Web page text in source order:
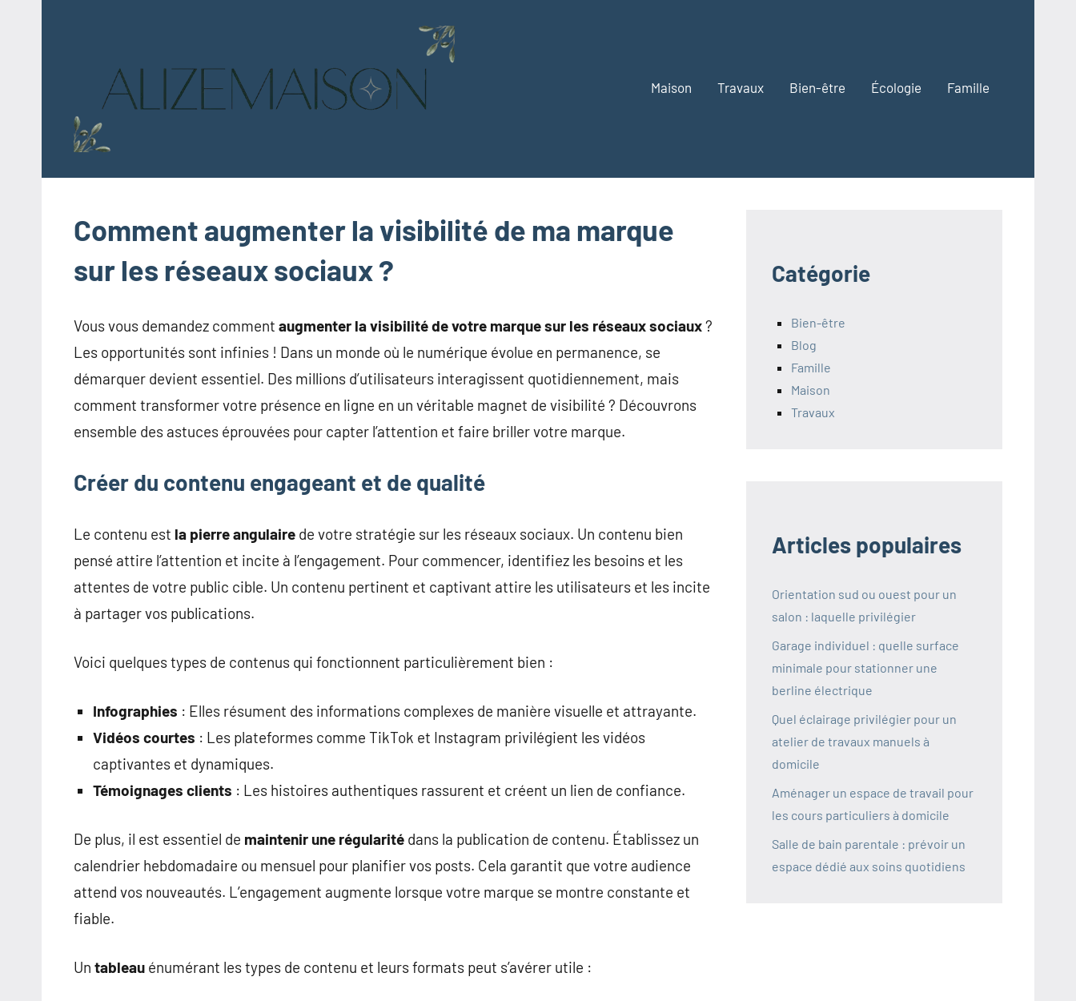
Maison Travaux Bien-être Écologie Famille
Comment augmenter la visibilité de ma marque
sur les réseaux sociaux ?
Vous vous demandez comment augmenter la visibilité de votre marque sur les réseaux sociaux?
Les opportunités sont infinies ! Dans un monde où le numérique évolue en permanence, se
démarquer devient essentiel. Des millions d’utilisateurs interagissent quotidiennement, mais
comment transformer votre présence en ligne en un véritable magnet de visibilité ? Découvrons
ensemble des astuces éprouvées pour capter l’attention et faire briller votre marque.
Créer du contenu engageant et de qualité
Le contenu est la pierre angulaire de votre stratégie sur les réseaux sociaux. Un contenu bien
pensé attire l’attention et incite à l’engagement. Pour commencer, identifiez les besoins et les
attentes de votre public cible. Un contenu pertinent et captivant attire les utilisateurs et les incite
à partager vos publications.
Voici quelques types de contenus qui fonctionnent particulièrement bien :
Infographies : Elles résument des informations complexes de manière visuelle et attrayante.
Vidéos courtes : Les plateformes comme TikTok et Instagram privilégient les vidéos
captivantes et dynamiques.
Témoignages clients : Les histoires authentiques rassurent et créent un lien de confiance.
De plus, il est essentiel de maintenir une régularité dans la publication de contenu. Établissez un
calendrier hebdomadaire ou mensuel pour planifier vos posts. Cela garantit que votre audience
attend vos nouveautés. L’engagement augmente lorsque votre marque se montre constante et
fiable.
Un tableau énumérant les types de contenu et leurs formats peut s’avérer utile :
Catégorie
Bien-être
Blog
Famille
Maison
Travaux
Articles populaires
Orientation sud ou ouest pour un
salon : laquelle privilégier
Garage individuel : quelle surface
minimale pour stationner une
berline électrique
Quel éclairage privilégier pour un
atelier de travaux manuels à
domicile
Aménager un espace de travail pour
les cours particuliers à domicile
Salle de bain parentale : prévoir un
espace dédié aux soins quotidiens